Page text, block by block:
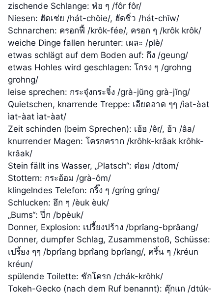
zischende Schlange: ฟ่อ ๆ /fôr fôr/
Niesen: ฮัดเช่ย /hát-chôie/, ฮัดชิ่ว /hát-chîw/
Schnarchen: ครอกฟี้ /krôk-fée/, ครอก ๆ /krôk krôk/
weiche Dinge fallen herunter: เผละ /plè/
etwas schlägt auf dem Boden auf: กึง /geung/
etwas Hohles wird geschlagen: โกรง ๆ /grohng
grohng/
leise sprechen: กระจุ๋งกระจิ๋ง /grà-jŭng grà-jĭng/
Quietschen, knarrende Treppe: เอียดอาด ๆๆ /ìat-àat
ìat-àat ìat-àat/
Zeit schinden (beim Sprechen): เอ้อ /êr/, อ้า /âa/
knurrender Magen: โครกคราก /krôhk-krâak krôhk-
krâak/
Stein fällt ins Wasser, „Platsch“: ต๋อม /dtom/
Stottern: กระอ้อม /grà-ôm/
klingelndes Telefon: กริ๊ง ๆ /gríng gríng/
Schlucken: อึก ๆ /èuk èuk/
„Bums“: ปึ่ก /bpèuk/
Donner, Explosion: เปรี้ยงปร้าง /bprîang-bprâang/
Donner, dumpfer Schlag, Zusammenstoß, Schüsse:
เปรี้ยง ๆๆ /bprîang bprîang bprîang/, ครึ้น ๆ /kréun
kréun/
spülende Toilette: ชักโครก /chák-krôhk/
Tokeh-Gecko (nach dem Ruf benannt): ตุ๊กแก /dtúk-